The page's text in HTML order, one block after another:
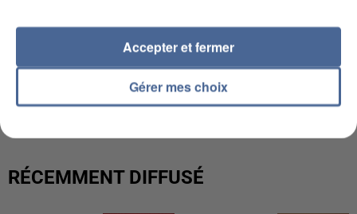
L’UN DES FONDATEURS SUPPOSÉS DE LA DZ
MAFIA INTERPELLÉ EN ALGÉRIE
RÉCEMMENT DIFFUSÉ
Gérer mes choix
Accepter et fermer